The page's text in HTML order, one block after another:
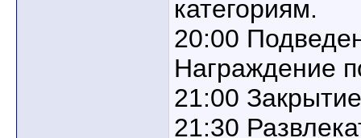
категориям.
20:00
Награждение
21:00
21:30